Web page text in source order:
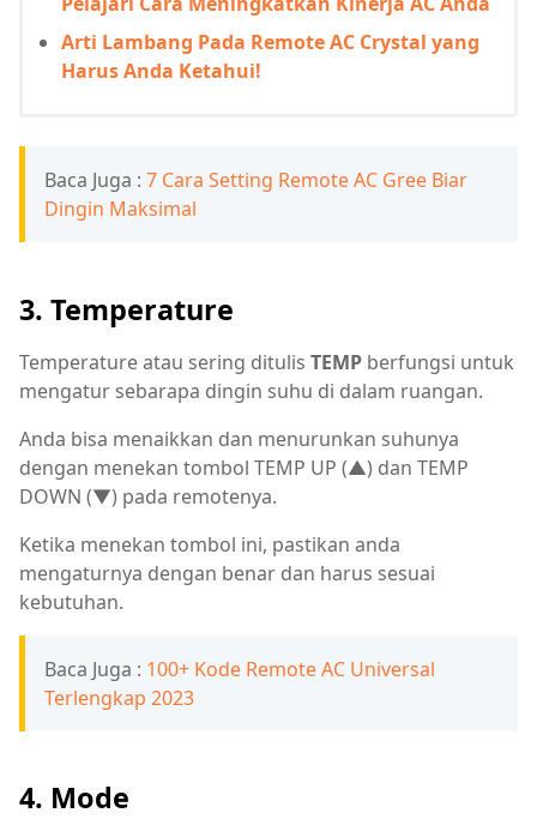
Arti Lambang Pada Remote AC Crystal yang
Harus Anda Ketahui!
Baca Juga : 7 Cara Setting Remote AC Gree Biar
Dingin Maksimal
3. Temperature
Temperature atau sering ditulis TEMP berfungsi untuk
mengatur sebarapa dingin suhu di dalam ruangan.
Anda bisa menaikkan dan menurunkan suhunya
dengan menekan tombol TEMP UP (▲) dan TEMP
DOWN (▼) pada remotenya.
Ketika menekan tombol ini, pastikan anda
mengaturnya dengan benar dan harus sesuai
kebutuhan.
Baca Juga : 100+ Kode Remote AC Universal
Terlengkap 2023
4. Mode